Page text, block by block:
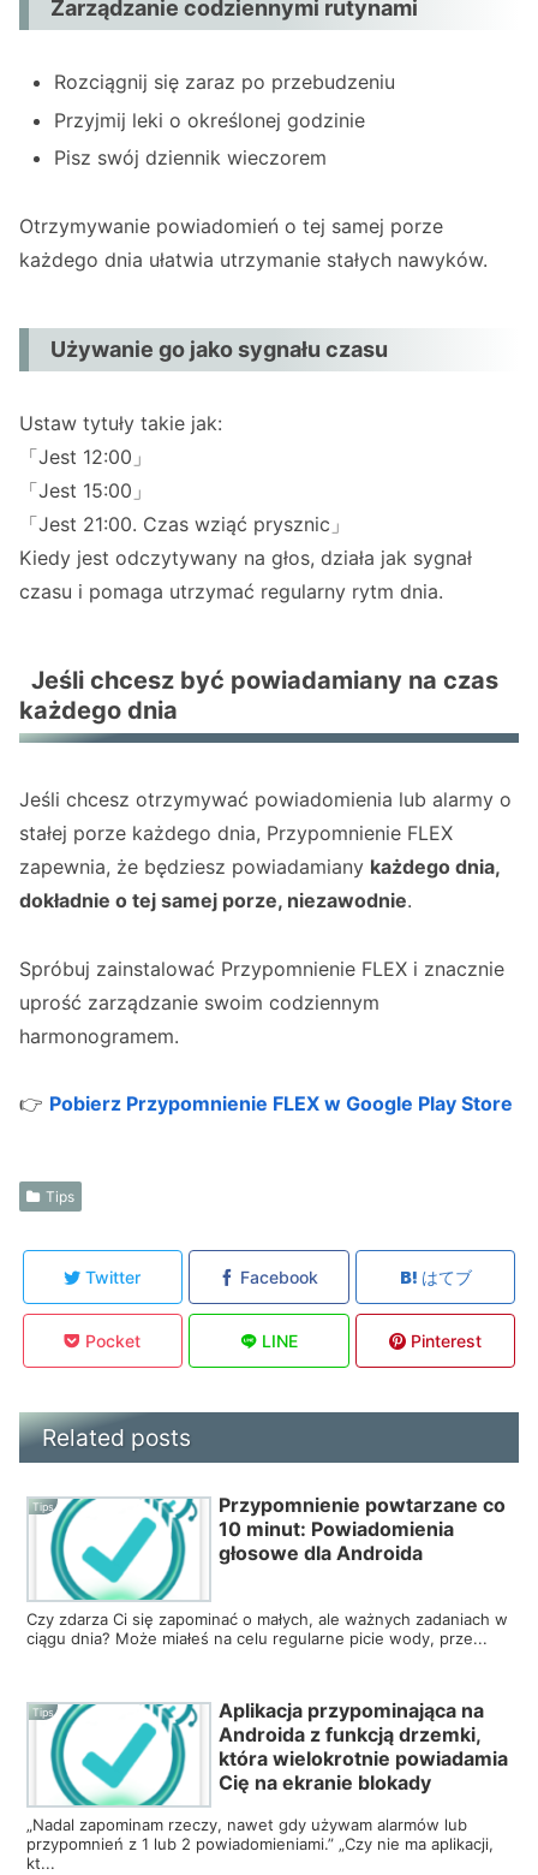
Zarządzanie codziennymi rutynami
Rozciągnij się zaraz po przebudzeniu
Przyjmij leki o określonej godzinie
Pisz swój dziennik wieczorem
Otrzymywanie powiadomień o tej samej porze
każdego dnia ułatwia utrzymanie stałych nawyków.
Używanie go jako sygnału czasu
Ustaw tytuły takie jak:
「Jest 12:00」
「Jest 15:00」
「Jest 21:00. Czas wziąć prysznic」
Kiedy jest odczytywany na głos, działa jak sygnał
czasu i pomaga utrzymać regularny rytm dnia.
Jeśli chcesz być powiadamiany na czas
każdego dnia
Jeśli chcesz otrzymywać powiadomienia lub alarmy o
stałej porze każdego dnia, Przypomnienie FLEX
zapewnia, że będziesz powiadamiany każdego dnia,
dokładnie o tej samej porze, niezawodnie.
Spróbuj zainstalować Przypomnienie FLEX i znacznie
uprość zarządzanie swoim codziennym
harmonogramem.
👉 Pobierz Przypomnienie FLEX w Google Play Store
Tips
Twitter Facebook はてブ
Pocket LINE Pinterest
Related posts
Tips
Przypomnienie powtarzane co
10 minut: Powiadomienia
głosowe dla Androida
Czy zdarza Ci się zapominać o małych, ale ważnych zadaniach w
ciągu dnia? Może miałeś na celu regularne picie wody, prze...
Tips
Aplikacja przypominająca na
Androida z funkcją drzemki,
która wielokrotnie powiadamia
Cię na ekranie blokady
„Nadal zapominam rzeczy, nawet gdy używam alarmów lub
przypomnień z 1 lub 2 powiadomieniami.” „Czy nie ma aplikacji,
kt...